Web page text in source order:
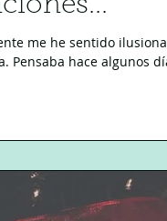
me he sentido
Pensaba hace algunos